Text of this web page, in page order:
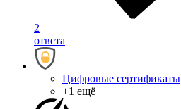
2
ответа
Цифровые сертификаты
+1 ещё